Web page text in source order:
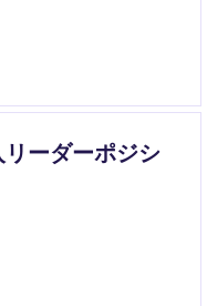
ら、品質・コス
の向上を推進しま
ーダーポジシ